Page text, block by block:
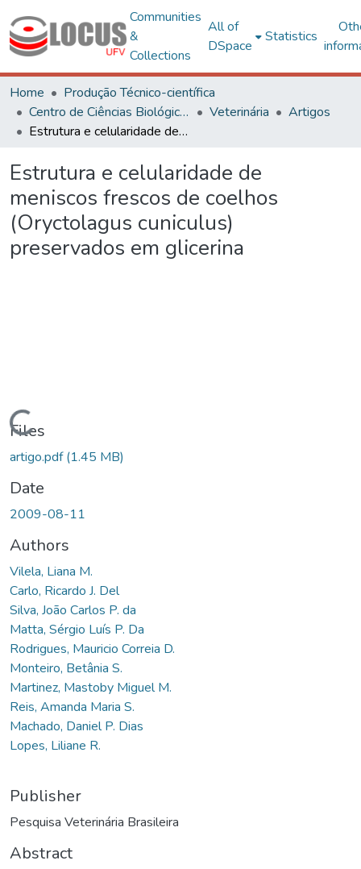
Communities
&
Collections
All of
DSpace
Statistics
Home
Produção Técnico-científica
Centro de Ciências Biológicas e da Saúde
Veterinária
Artigos
Estrutura e celularidade de meniscos frescos de coelhos (Oryctolagus cuniculus) preservados em glicerina
Estrutura e celularidade de
meniscos frescos de coelhos
(Oryctolagus cuniculus)
preservados em glicerina
Loading...
Files
artigo.pdf(1.45 MB)
Date
2009-08-11
Authors
Vilela, Liana M.
Carlo, Ricardo J. Del
Silva, João Carlos P. da
Matta, Sérgio Luís P. Da
Rodrigues, Mauricio Correia D.
Monteiro, Betânia S.
Martinez, Mastoby Miguel M.
Reis, Amanda Maria S.
Machado, Daniel P. Dias
Lopes, Liliane R.
Publisher
Pesquisa Veterinária Brasileira
Abstract